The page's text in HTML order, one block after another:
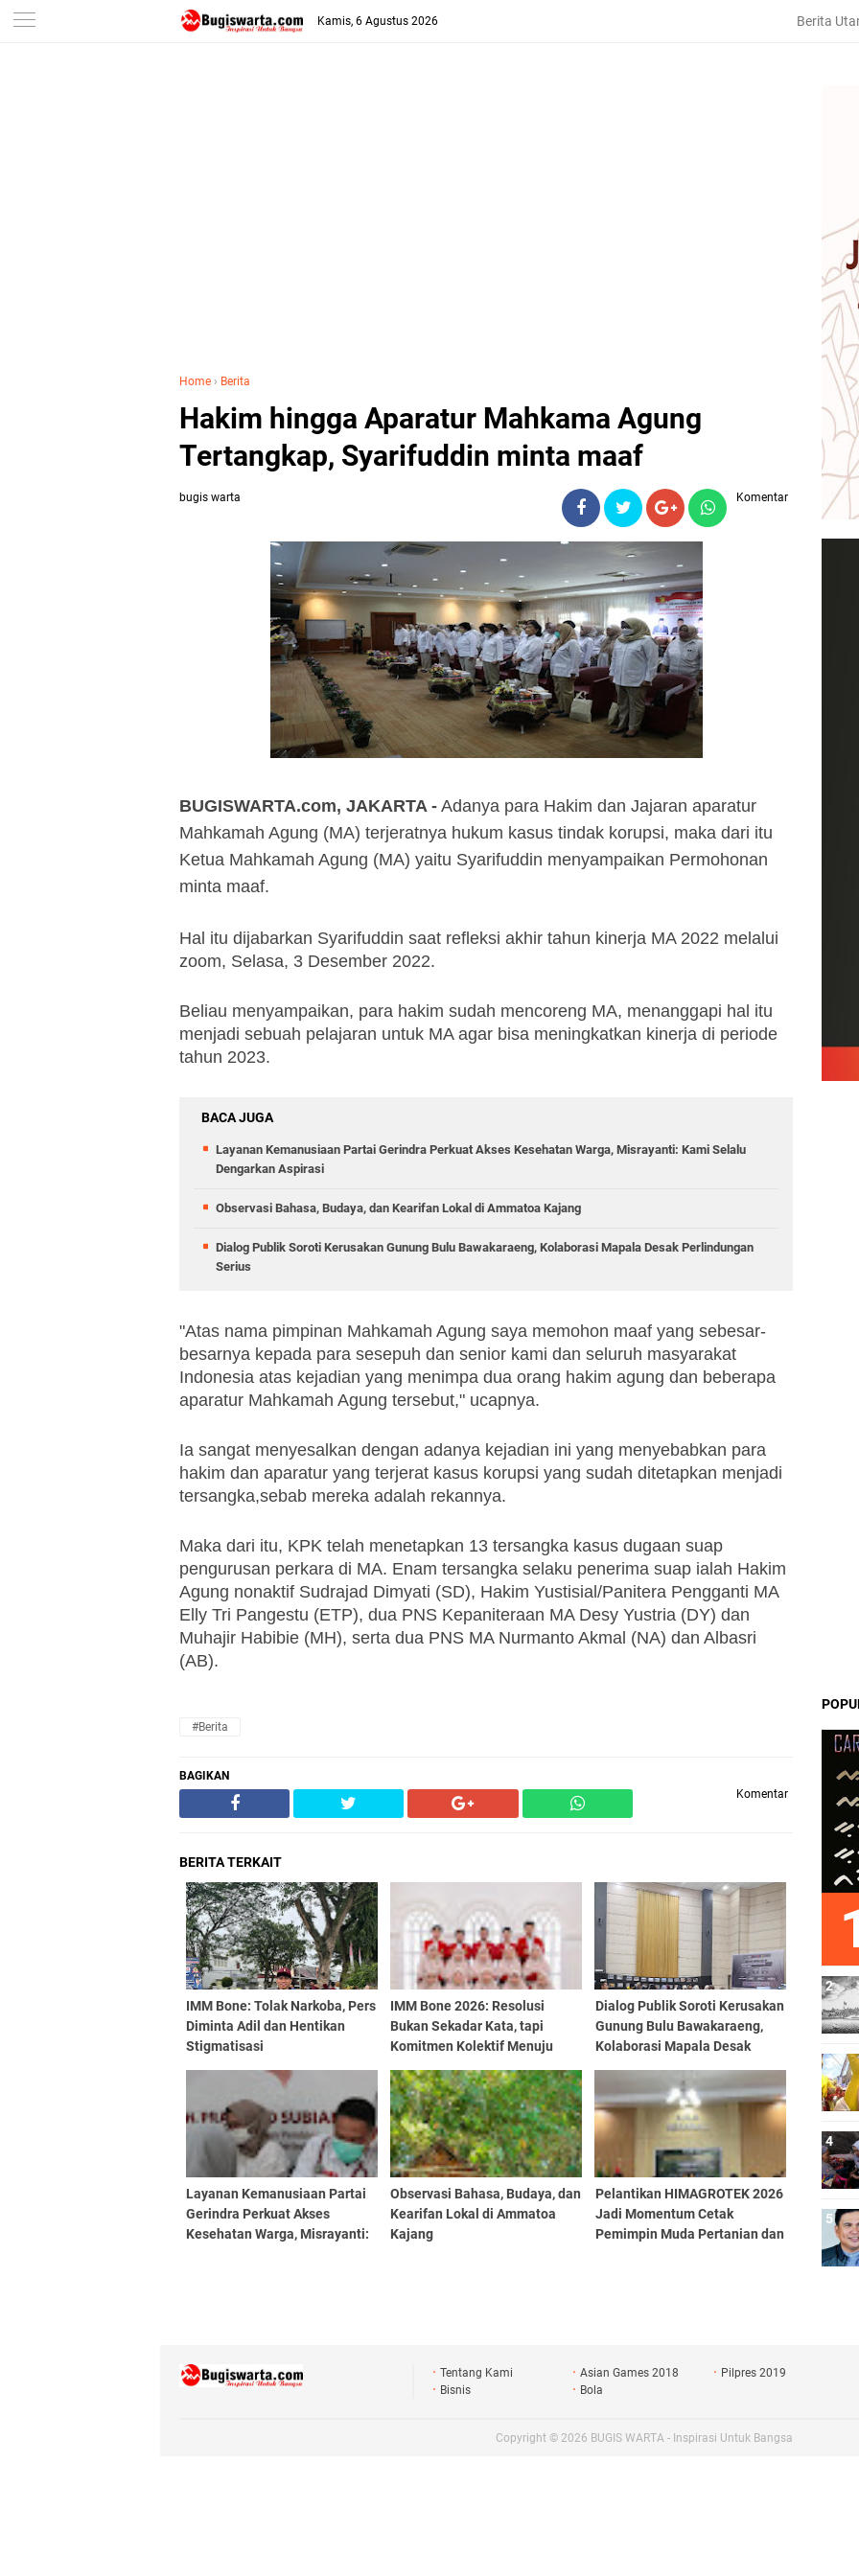
-->
Kamis, 6 Agustus 2026 Berita
Home › Berita
Hakim hingga Aparatur Mahkama Agung
Tertangkap, Syarifuddin minta maaf
bugis warta Komentar
BUGISWARTA.com, JAKARTA - Adanya para Hakim dan Jajaran aparatur
Mahkamah Agung (MA) terjeratnya hukum kasus tindak korupsi, maka dari itu
Ketua Mahkamah Agung (MA) yaitu Syarifuddin menyampaikan Permohonan
minta maaf.
Hal itu dijabarkan Syarifuddin saat refleksi akhir tahun kinerja MA 2022 melalui
zoom, Selasa, 3 Desember 2022.
Beliau menyampaikan, para hakim sudah mencoreng MA, menanggapi hal itu
menjadi sebuah pelajaran untuk MA agar bisa meningkatkan kinerja di periode
tahun 2023.
BACA JUGA
Layanan Kemanusiaan Partai Gerindra Perkuat Akses Kesehatan Warga, Misrayanti: Kami Selalu
Dengarkan Aspirasi
Observasi Bahasa, Budaya, dan Kearifan Lokal di Ammatoa Kajang
Dialog Publik Soroti Kerusakan Gunung Bulu Bawakaraeng, Kolaborasi Mapala Desak Perlindungan
Serius
"Atas nama pimpinan Mahkamah Agung saya memohon maaf yang sebesar-
besarnya kepada para sesepuh dan senior kami dan seluruh masyarakat
Indonesia atas kejadian yang menimpa dua orang hakim agung dan beberapa
aparatur Mahkamah Agung tersebut," ucapnya.
Ia sangat menyesalkan dengan adanya kejadian ini yang menyebabkan para
hakim dan aparatur yang terjerat kasus korupsi yang sudah ditetapkan menjadi
tersangka,sebab mereka adalah rekannya.
Maka dari itu, KPK telah menetapkan 13 tersangka kasus dugaan suap
pengurusan perkara di MA. Enam tersangka selaku penerima suap ialah Hakim
Agung nonaktif Sudrajad Dimyati (SD), Hakim Yustisial/Panitera Pengganti MA
Elly Tri Pangestu (ETP), dua PNS Kepaniteraan MA Desy Yustria (DY) dan
Muhajir Habibie (MH), serta dua PNS MA Nurmanto Akmal (NA) dan Albasri
(AB).
#Berita
BAGIKAN
Komentar
BERITA TERKAIT
IMM Bone: Tolak Narkoba, Pers
Diminta Adil dan Hentikan
Stigmatisasi
IMM Bone 2026: Resolusi
Bukan Sekadar Kata, tapi
Komitmen Kolektif Menuju
Dialog Publik Soroti Kerusakan
Gunung Bulu Bawakaraeng,
Kolaborasi Mapala Desak
Layanan Kemanusiaan Partai
Gerindra Perkuat Akses
Kesehatan Warga, Misrayanti:
Observasi Bahasa, Budaya, dan
Kearifan Lokal di Ammatoa
Kajang
Pelantikan HIMAGROTEK 2026
Jadi Momentum Cetak
Pemimpin Muda Pertanian dan
Tentang Kami Asian Games 2018
Pilpres 2019
Bisnis
Bola
Copyright © 2026 BUGIS WARTA - Inspirasi Untuk Bangsa